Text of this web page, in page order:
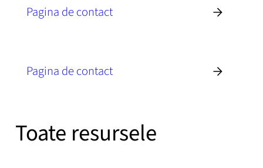
Pagina de contact
Pagina de contact
Toate resursele